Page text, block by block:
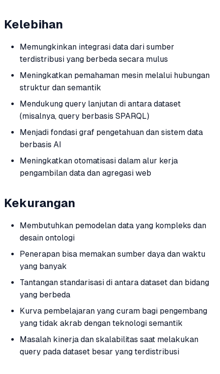
Kelebihan
Memungkinkan integrasi data dari sumber
terdistribusi yang berbeda secara mulus
Meningkatkan pemahaman mesin melalui hubungan
struktur dan semantik
Mendukung query lanjutan di antara dataset
(misalnya, query berbasis SPARQL)
Menjadi fondasi graf pengetahuan dan sistem data
berbasis AI
Meningkatkan otomatisasi dalam alur kerja
pengambilan data dan agregasi web
Kekurangan
Membutuhkan pemodelan data yang kompleks dan
desain ontologi
Penerapan bisa memakan sumber daya dan waktu
yang banyak
Tantangan standarisasi di antara dataset dan bidang
yang berbeda
Kurva pembelajaran yang curam bagi pengembang
yang tidak akrab dengan teknologi semantik
Masalah kinerja dan skalabilitas saat melakukan
query pada dataset besar yang terdistribusi